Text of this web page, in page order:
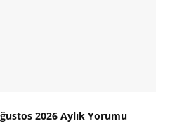
2026 Aylık Yorumu